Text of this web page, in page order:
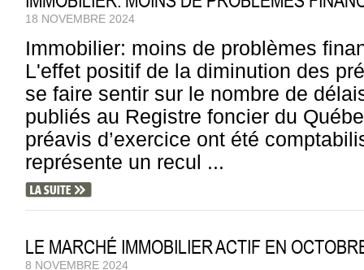
18 NOVEMBRE 2024
Immobilier: moins de problèmes
L'effet positif de la diminution des
se faire sentir sur le nombre de
publiés au Registre foncier du
préavis d’exercice ont été
représente un recul ...
LE MARCHÉ IMMOBILIER ACTIF EN
8 NOVEMBRE 2024